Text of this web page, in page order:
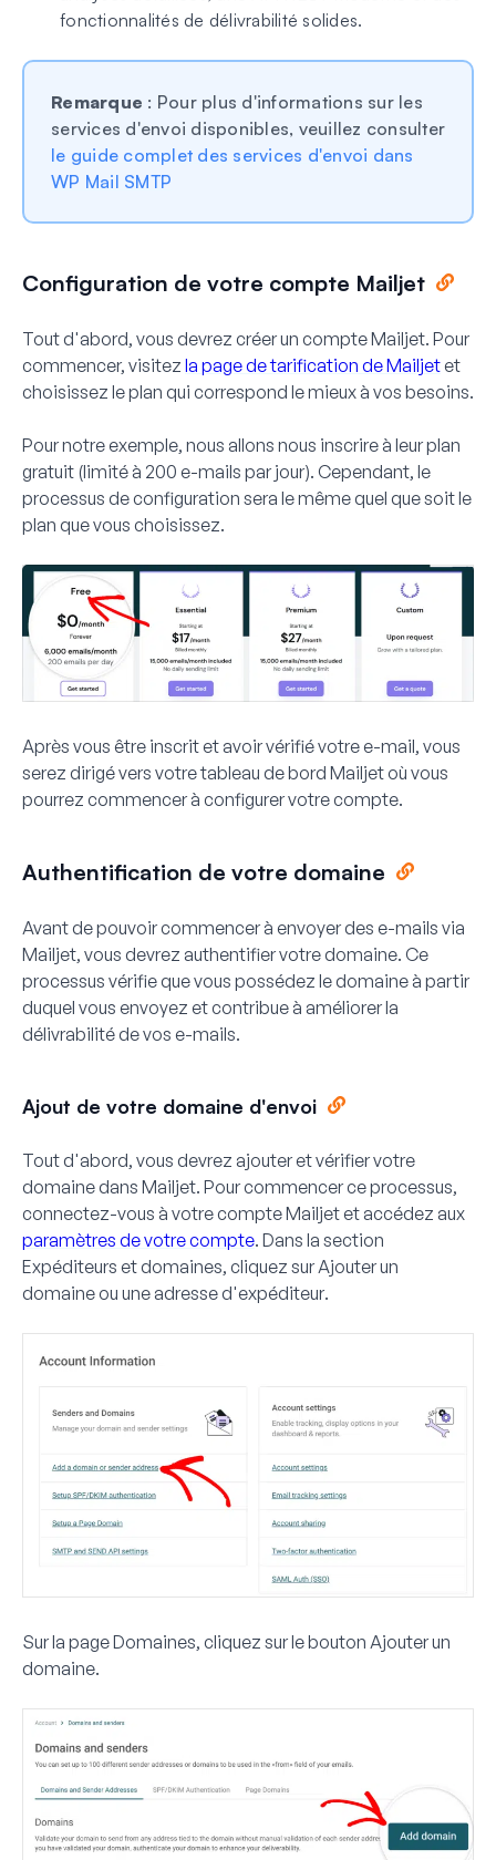
fonctionnalités de délivrabilité solides.
Remarque : Pour plus d'informations sur les
services d'envoi disponibles, veuillez consulter
le guide complet des services d'envoi dans
WP Mail SMTP
Configuration de votre compte Mailjet
Tout d'abord, vous devrez créer un compte Mailjet. Pour
commencer, visitez la page de tarification de Mailjetet
choisissez le plan qui correspond le mieux à vos besoins.
Pour notre exemple, nous allons nous inscrire à leur plan
gratuit (limité à 200 e-mails par jour). Cependant, le
processus de configuration sera le même quel que soit le
plan que vous choisissez.
Après vous être inscrit et avoir vérifié votre e-mail, vous
serez dirigé vers votre tableau de bord Mailjet où vous
pourrez commencer à configurer votre compte.
Authentification de votre domaine
Avant de pouvoir commencer à envoyer des e-mails via
Mailjet, vous devrez authentifier votre domaine. Ce
processus vérifie que vous possédez le domaine à partir
duquel vous envoyez et contribue à améliorer la
délivrabilité de vos e-mails.
Ajout de votre domaine d'envoi
Tout d'abord, vous devrez ajouter et vérifier votre
domaine dans Mailjet. Pour commencer ce processus,
connectez-vous à votre compte Mailjet et accédez aux
paramètres de votre compte. Dans la section
Expéditeurs et domaines, cliquez sur Ajouter un
domaine ou une adresse d'expéditeur.
Sur la page Domaines, cliquez sur le bouton Ajouter un
domaine.